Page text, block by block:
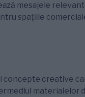
mesajele
spațiile
creative
materialelor